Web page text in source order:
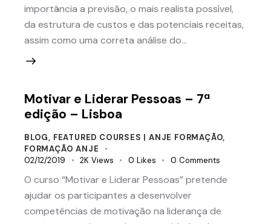
importância a previsão, o mais realista possível,
da estrutura de custos e das potenciais receitas,
assim como uma correta análise do…
Motivar e Liderar Pessoas – 7ª
edição – Lisboa
BLOG, FEATURED COURSES | ANJE FORMAÇÃO,
FORMAÇÃO ANJE
02/12/2019
2K Views 0 Likes 0 Comments
O curso “Motivar e Liderar Pessoas” pretende
ajudar os participantes a desenvolver
competências de motivação na liderança de